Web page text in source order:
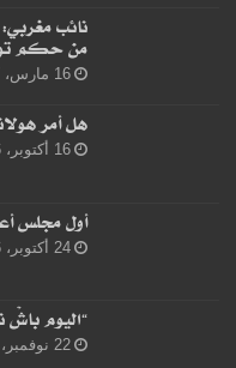
نائب
من حكم
16 مارس، 2017
هل أمر
16 أكتوبر، 2016
أول مجلس
24 أكتوبر، 2016
“اليوم
22 نوفمبر، 2016